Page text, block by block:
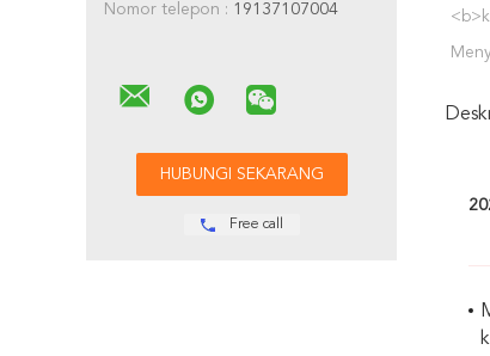
Nomor telepon : 19137107004
Free call